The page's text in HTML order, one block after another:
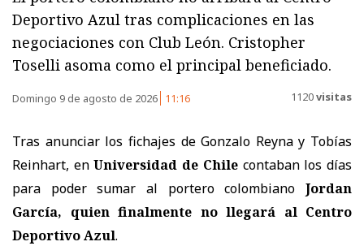
Deportivo Azul tras complicaciones en las
negociaciones con Club León. Cristopher
Toselli asoma como el principal beneficiado.
Domingo 9 de agosto de 2026 11:16 1120visitas
Tras anunciar los fichajes de Gonzalo Reyna y Tobías
Reinhart, enUniversidad de Chilecontaban los días
para poder sumar al portero colombiano Jordan
García, quien finalmente no llegará al Centro
Deportivo Azul.